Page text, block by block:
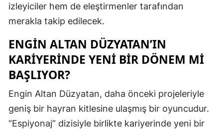
Muğla
Muş
izleyiciler hem de eleştirmenler tarafından
merakla takip edilecek.
ENGIN ALTAN DÜZYATAN’IN
KARIYERINDE YENI BIR DÖNEM MI
BAŞLIYOR?
Engin Altan Düzyatan, daha önceki projeleriyle
geniş bir hayran kitlesine ulaşmış bir oyuncudur.
“Espiyonaj” dizisiyle birlikte kariyerinde yeni bir